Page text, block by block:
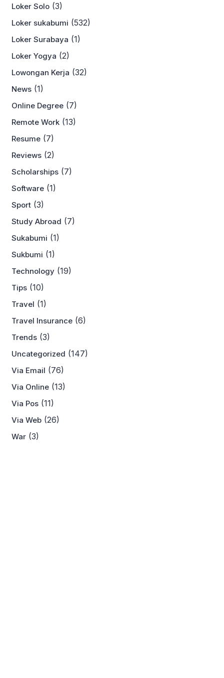
Loker Solo (3)
Loker sukabumi (532)
Loker Surabaya (1)
Loker Yogya (2)
Lowongan Kerja (32)
News (1)
Online Degree (7)
Remote Work (13)
Resume (7)
Reviews (2)
Scholarships (7)
Software (1)
Sport (3)
Study Abroad (7)
Sukabumi (1)
Sukbumi (1)
Technology (19)
Tips (10)
Travel (1)
Travel Insurance (6)
Trends (3)
Uncategorized (147)
Via Email (76)
Via Online (13)
Via Pos (11)
Via Web (26)
War (3)